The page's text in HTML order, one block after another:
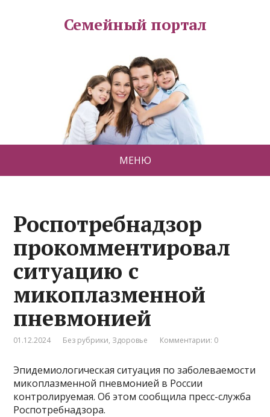
Семейный портал
МЕНЮ
Роспотребнадзор
прокомментировал
ситуацию с
микоплазменной
пневмонией
01.12.2024 Без рубрики, Здоровье Комментарии: 0
Эпидемиологическая ситуация по заболеваемости
микоплазменной пневмонией в России
контролируемая. Об этом сообщила пресс-служба
Роспотребнадзора.